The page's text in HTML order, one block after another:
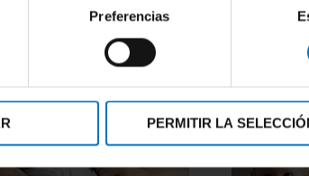
Preferencias
PERMITIR LA